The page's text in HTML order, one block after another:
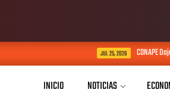
CONAPE Dajabón
INICIO NOTICIAS